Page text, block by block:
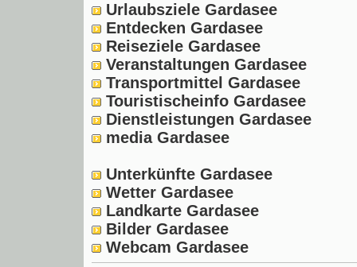
Urlaubsziele Gardasee
Entdecken Gardasee
Reiseziele Gardasee
Veranstaltungen Gardasee
Transportmittel Gardasee
Touristischeinfo Gardasee
Dienstleistungen Gardasee
media Gardasee
Unterkünfte Gardasee
Wetter Gardasee
Landkarte Gardasee
Bilder Gardasee
Webcam Gardasee